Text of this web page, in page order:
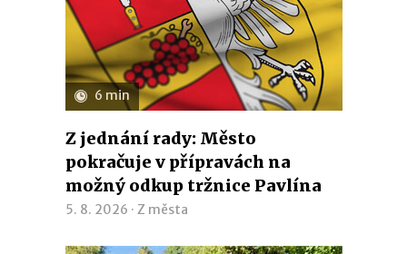
6 min
Z jednání rady: Město
pokračuje v přípravách na
možný odkup tržnice Pavlína
5. 8. 2026 · Z města